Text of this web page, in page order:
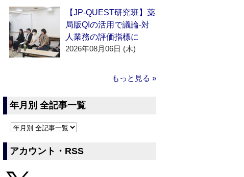
【JP-QUEST研究班】薬
局版QIの活用で議論‐対
人業務の評価指標に
2026年08月06日 (木)
もっと見る »
年月別 全記事一覧
アカウント・RSS